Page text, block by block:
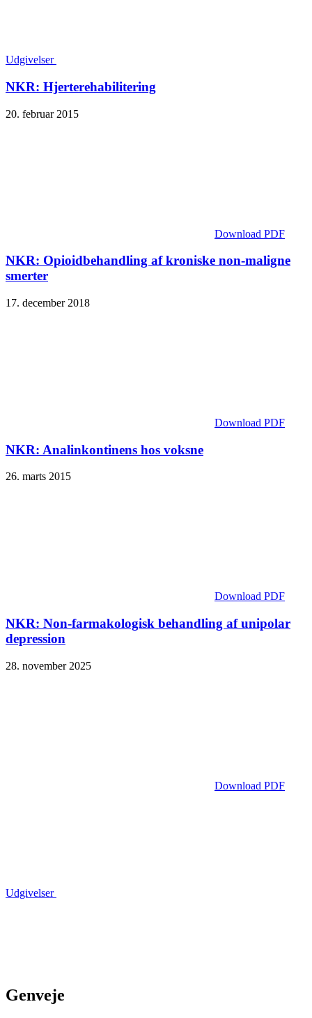
Udgivelser
NKR: Hjerterehabilitering
20. februar 2015
Download PDF
NKR: Opioidbehandling af kroniske non-maligne
smerter
17. december 2018
Download PDF
NKR: Analinkontinens hos voksne
26. marts 2015
Download PDF
NKR: Non-farmakologisk behandling af unipolar
depression
28. november 2025
Download PDF
Udgivelser
Genveje